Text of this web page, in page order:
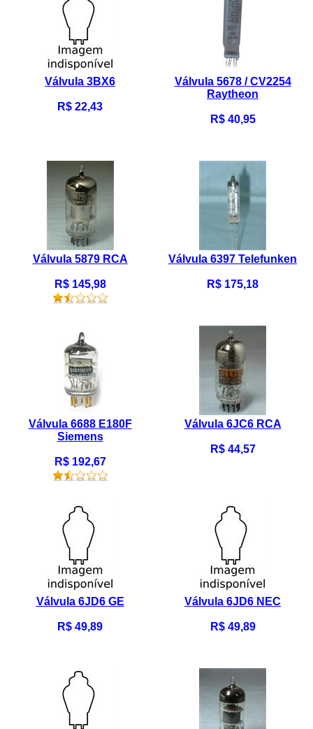
Válvula 3BX6
R$ 22,43
Válvula 5678 / CV2254
Raytheon
R$ 40,95
Válvula 5879 RCA
R$ 145,98
Válvula 6397 Telefunken
R$ 175,18
Válvula 6688 E180F
Siemens
R$ 192,67
Válvula 6JC6 RCA
R$ 44,57
Válvula 6JD6 GE
R$ 49,89
Válvula 6JD6 NEC
R$ 49,89